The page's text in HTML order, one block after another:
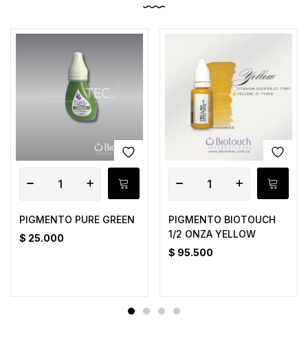
PIGMENTO PURE GREEN
$ 25.000
PIGMENTO BIOTOUCH
1/2 ONZA YELLOW
$ 95.500